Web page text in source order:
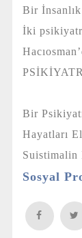
Bir
İki
Bir
Hayatları
Sosyal